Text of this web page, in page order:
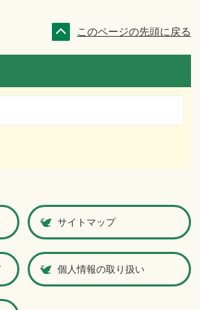
このページの先頭に戻る
サイトマップ
個人情報の取り扱い